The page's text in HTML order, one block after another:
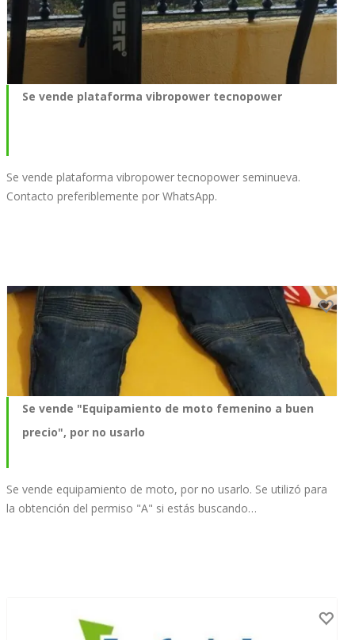
Se vende plataforma vibropower tecnopower
Se vende plataforma vibropower tecnopower seminueva.
Contacto preferiblemente por WhatsApp.
Se vende "Equipamiento de moto femenino a buen
precio", por no usarlo
Se vende equipamiento de moto, por no usarlo. Se utilizó para
la obtención del permiso "A" si estás buscando…